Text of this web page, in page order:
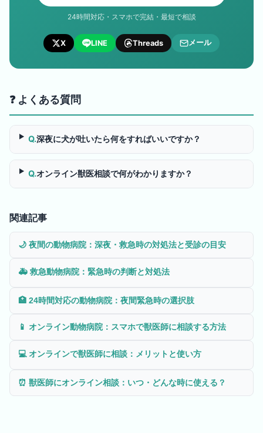
24時間対応・スマホで完結・最短で相談
X LINE Threads メール
❓ よくある質問
Q.深夜に犬が吐いたら何をすればいいですか？
Q.オンライン獣医相談で何がわかりますか？
関連記事
🌙 夜間の動物病院：深夜・救急時の対処法と受診の目安
🚑 救急動物病院：緊急時の判断と対処法
🏥 24時間対応の動物病院：夜間緊急時の選択肢
📱 オンライン動物病院：スマホで獣医師に相談する方法
💻 オンラインで獣医師に相談：メリットと使い方
⏰ 獣医師にオンライン相談：いつ・どんな時に使える？